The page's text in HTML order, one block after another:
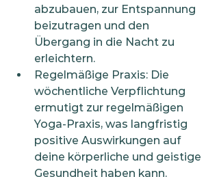
abzubauen, zur Entspannung
beizutragen und den
Übergang in die Nacht zu
erleichtern.
Regelmäßige Praxis: Die
wöchentliche Verpflichtung
ermutigt zur regelmäßigen
Yoga-Praxis, was langfristig
positive Auswirkungen auf
deine körperliche und geistige
Gesundheit haben kann.